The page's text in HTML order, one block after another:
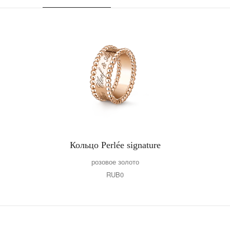
Кольцо Perlée signature
розовое золото
RUB0